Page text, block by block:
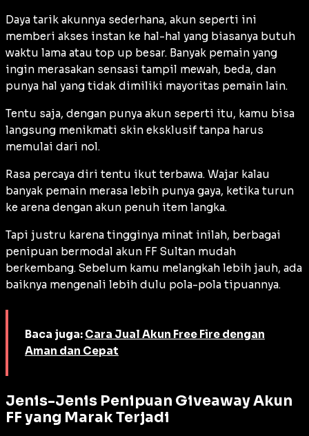
Daya tarik akunnya sederhana, akun seperti ini
memberi akses instan ke hal-hal yang biasanya butuh
waktu lama atau top up besar. Banyak pemain yang
ingin merasakan sensasi tampil mewah, beda, dan
punya hal yang tidak dimiliki mayoritas pemain lain.
Tentu saja, dengan punya akun seperti itu, kamu bisa
langsung menikmati skin eksklusif tanpa harus
memulai dari nol.
Rasa percaya diri tentu ikut terbawa. Wajar kalau
banyak pemain merasa lebih punya gaya, ketika turun
ke arena dengan akun penuh item langka.
Tapi justru karena tingginya minat inilah, berbagai
penipuan bermodal akun FF Sultan mudah
berkembang. Sebelum kamu melangkah lebih jauh, ada
baiknya mengenali lebih dulu pola-pola tipuannya.
Baca juga: Cara Jual Akun Free Fire dengan
Aman dan Cepat
Jenis-Jenis Penipuan Giveaway Akun
FF yang Marak Terjadi